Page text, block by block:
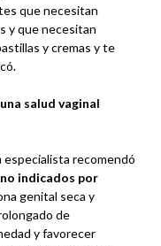
que necesitan
y que necesitan
y cremas y te
salud vaginal
especialista recomendó
indicados por
genital seca y
de
y favorecer